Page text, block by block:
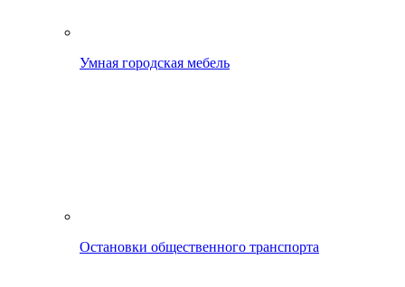
Умная городская мебель
Остановки общественного транспорта